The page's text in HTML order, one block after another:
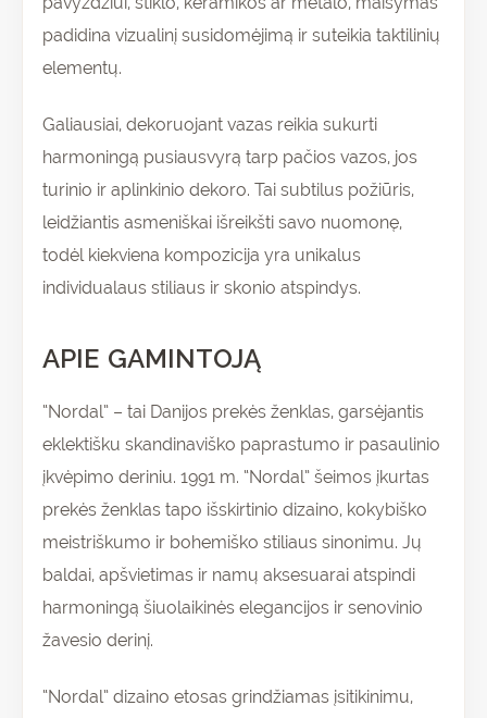
padidina vizualinį susidomėjimą ir suteikia taktilinių
elementų.
Galiausiai, dekoruojant vazas reikia sukurti
harmoningą pusiausvyrą tarp pačios vazos, jos
turinio ir aplinkinio dekoro. Tai subtilus požiūris,
leidžiantis asmeniškai išreikšti savo nuomonę,
todėl kiekviena kompozicija yra unikalus
individualaus stiliaus ir skonio atspindys.
APIE GAMINTOJĄ
“Nordal” – tai Danijos prekės ženklas, garsėjantis
eklektišku skandinaviško paprastumo ir pasaulinio
įkvėpimo deriniu. 1991 m. “Nordal” šeimos įkurtas
prekės ženklas tapo išskirtinio dizaino, kokybiško
meistriškumo ir bohemiško stiliaus sinonimu. Jų
baldai, apšvietimas ir namų aksesuarai atspindi
harmoningą šiuolaikinės elegancijos ir senovinio
žavesio derinį.
“Nordal” dizaino etosas grindžiamas įsitikinimu,